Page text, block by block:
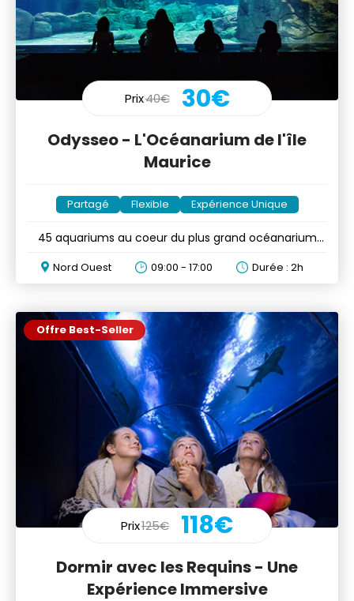
Prix40€ 30€
Odysseo - L'Océanarium de l'île
Maurice
Partagé Flexible Expérience Unique
45 aquariums au coeur du plus grand océanarium
Nord Ouest 09:00 - 17:00 Durée : 2h
Offre Best-Seller
Prix125€ 118€
Dormir avec les Requins - Une
Expérience Immersive